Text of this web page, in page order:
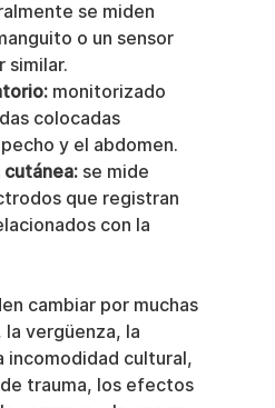
se miden
o un sensor
similar.
monitorizado
colocadas
y el abdomen.
se mide
que registran
con la
cambiar por muchas
la vergüenza, la
incomodidad cultural,
trauma, los efectos